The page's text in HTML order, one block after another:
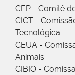
CEP - Comitê
CICT -
Tecnológica
CEUA -
Animais
CIBIO -